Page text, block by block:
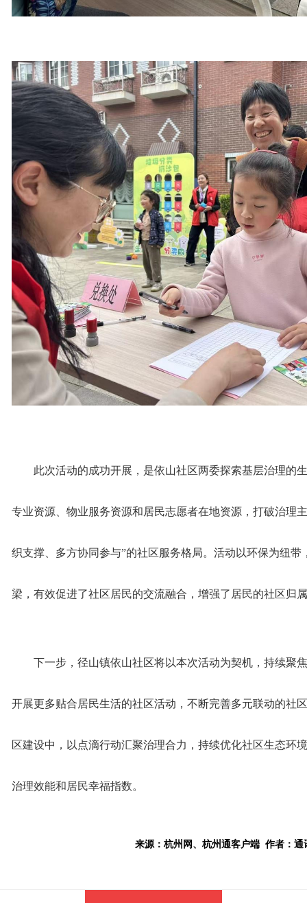
此次活动的成功开展，是依山社区两委探索基层治理的
专业资源、物业服务资源和居民志愿者在地资源，打破治理
织支撑、多方协同参与”的社区服务格局。活动以环保为纽
梁，有效促进了社区居民的交流融合，增强了居民的社区归
下一步，径山镇依山社区将以本次活动为契机，持续聚
开展更多贴合居民生活的社区活动，不断完善多元联动的社
区建设中，以点滴行动汇聚治理合力，持续优化社区生态环
治理效能和居民幸福指数。
来源：杭州网、杭州通客户端 作者：